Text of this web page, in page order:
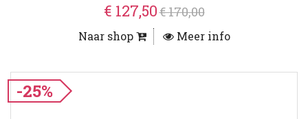
€ 127,50€ 170,00
Naar shop Meer info
-25%